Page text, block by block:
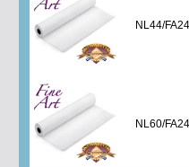
NL44/
NL60/